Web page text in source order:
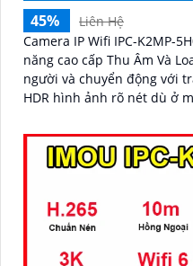
45%
Liên Hệ
Camera IP Wifi IPC-K2MP-
năng cao cấp Thu Âm Và
người và chuyển động với
HDR hình ảnh rõ nét dù ở
đêm mang lại hình ảnh sắc